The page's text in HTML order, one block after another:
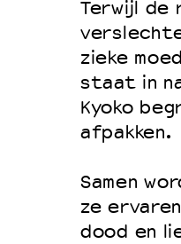
Huisregels
Culturele
Ruimte
Terwijl de
zieke
staat in
Kyoko
afpakken.
Samen
ze
dood en